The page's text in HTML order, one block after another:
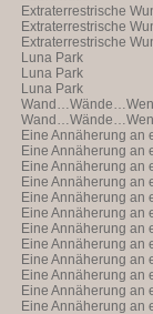
Extraterrestrische
(with Markus Hofer)
Extraterrestrische
(with Markus Hofer)
Extraterrestrische
(with Markus Hofer)
Luna Park
Luna Park
Luna Park
Eine Annäherung an
Annäherung an eine
Vergangenheit ist
Eine Annäherung an
Annäherung an eine
Vergangenheit ist
Eine Annäherung an
Annäherung
Eine Annäherung an
Annäherung an eine
Vergangenheit ist
Eine Annäherung an
Annäherung an eine
Vergangenheit ist
Eine Annäherung an
Annäherung an eine
Vergangenheit ist
Eine Annäherung an
Annäherung an eine
Vergangenheit ist
Eine Annäherung an
Annäherung an eine
Vergangenheit ist
Eine Annäherung an
Annäherung an eine
Vergangenheit ist
Eine Annäherung an
Annäherung an eine
Vergangenheit ist
Eine Annäherung an
Annäherung an eine
Eine Annäherung an